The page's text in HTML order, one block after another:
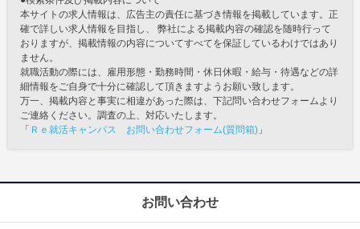
本サイトの求人情報は、広告主の責任に基づき情報を掲載しています。正
確で詳しい求人情報を目指し、 弊社による掲載内容の確認を随時行って
おりますが、掲載情報の内容についてすべてを保証しているわけではあり
ません。
就職活動の際には、雇用形態・勤務時間・休日休暇・給与・待遇などの詳
細情報をご自身で十分に確認して頂きますようお願い致します。
万一、掲載内容と事実に相違があった際は、下記問い合わせフォームより
ご連絡ください。調査の上、対応いたします。
「 Ｒｅ就活キャンパス お問い合わせフォーム(質問箱) 」
お問い合わせ